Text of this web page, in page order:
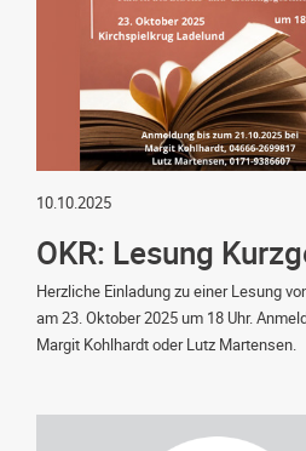
10.10.2025
OKR: Lesung
Herzliche Einladung zu einer Lesung
am 23. Oktober 2025 um 18 Uhr.
Margit Kohlhardt oder Lutz Martensen.